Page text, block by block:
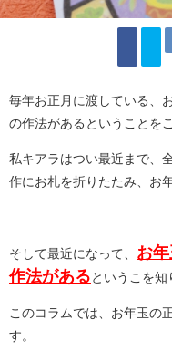
毎年お正月に渡している、
の作法があるということを
私キアラはつい最近まで、
作にお札を折りたたみ、お
そして最近になって、 お
作法があるというこを知
このコラムでは、お年玉の
す。